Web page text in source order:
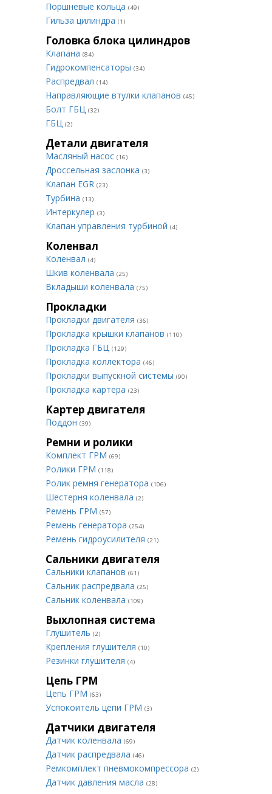
Поршневые кольца (49)
Гильза цилиндра (1)
Головка блока цилиндров
Клапана (84)
Гидрокомпенсаторы (34)
Распредвал (14)
Направляющие втулки клапанов (45)
Болт ГБЦ (32)
ГБЦ (2)
Детали двигателя
Масляный насос (16)
Дроссельная заслонка (3)
Клапан EGR (23)
Турбина (13)
Интеркулер (3)
Клапан управления турбиной (4)
Коленвал
Коленвал (4)
Шкив коленвала (25)
Вкладыши коленвала (75)
Прокладки
Прокладки двигателя (36)
Прокладка крышки клапанов (110)
Прокладка ГБЦ (129)
Прокладка коллектора (46)
Прокладки выпускной системы (90)
Прокладка картера (23)
Картер двигателя
Поддон (39)
Ремни и ролики
Комплект ГРМ (69)
Ролики ГРМ (118)
Ролик ремня генератора (106)
Шестерня коленвала (2)
Ремень ГРМ (57)
Ремень генератора (254)
Ремень гидроусилителя (21)
Сальники двигателя
Сальники клапанов (61)
Сальник распредвала (25)
Сальник коленвала (109)
Выхлопная система
Глушитель (2)
Крепления глушителя (10)
Резинки глушителя (4)
Цепь ГРМ
Цепь ГРМ (63)
Успокоитель цепи ГРМ (3)
Датчики двигателя
Датчик коленвала (69)
Датчик распредвала (46)
Ремкомплект пневмокомпрессора (2)
Датчик давления масла (28)